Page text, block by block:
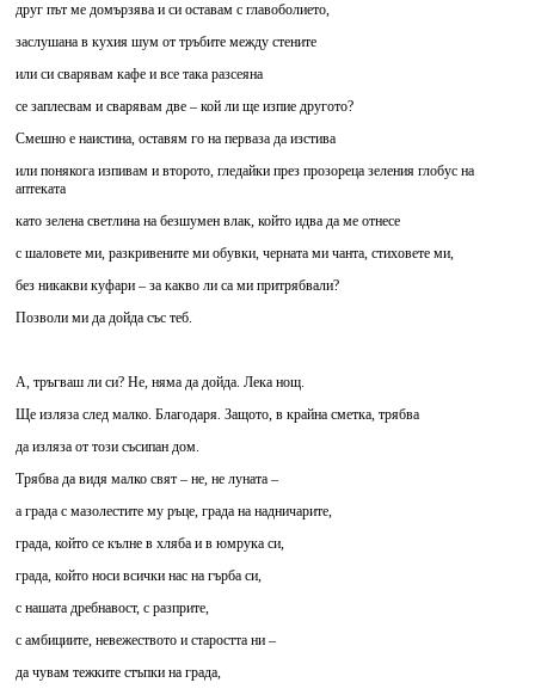
друг път ме домързява и си оставам с главоболието,
заслушана в кухия шум от тръбите между стените
или си сварявам кафе и все така разсеяна
се заплесвам и сварявам две – кой ли ще изпие другото?
Смешно е наистина, оставям го на перваза да изстива
или понякога изпивам и второто, гледайки през прозореца зеления глобус на
аптеката
като зелена светлина на безшумен влак, който идва да ме отнесе
с шаловете ми, разкривените ми обувки, черната ми чанта, стиховете ми,
без никакви куфари – за какво ли са ми притрябвали?
Позволи ми да дойда със теб.
А, тръгваш ли си? Не, няма да дойда. Лека нощ.
Ще изляза след малко. Благодаря. Защото, в крайна сметка, трябва
да изляза от този съсипан дом.
Трябва да видя малко свят – не, не луната –
а града с мазолестите му ръце, града на надничарите,
града, който се кълне в хляба и в юмрука си,
града, който носи всички нас на гърба си,
с нашата дребнавост, с разприте,
с амбициите, невежеството и старостта ни –
да чувам тежките стъпки на града,